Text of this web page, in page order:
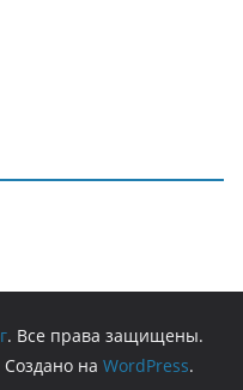
. Все права защищены.
на WordPress.